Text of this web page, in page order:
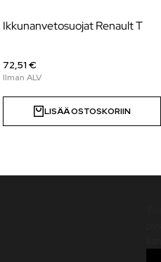
Ikkunanvetosuojat Renault T
72,51 €
LISÄÄ OSTOSKORIIN